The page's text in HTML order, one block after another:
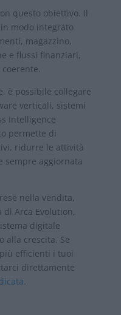
questo obiettivo. Il
modo integrato
magazzino,
e flussi finanziari,
è possibile collegare
verticali, sistemi
Intelligence
permette di
ridurre le attività
sempre aggiornata
nella vendita,
di Arca Evolution,
digitale
alla crescita. Se
efficienti i tuoi
direttamente